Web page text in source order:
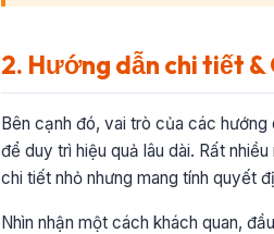
2. Hướng dẫn chi tiết
Bên cạnh đó, vai trò của các
để duy trì hiệu quả lâu dài. Rất
chi tiết nhỏ nhưng mang tính quyết
Nhìn nhận một cách khách quan,